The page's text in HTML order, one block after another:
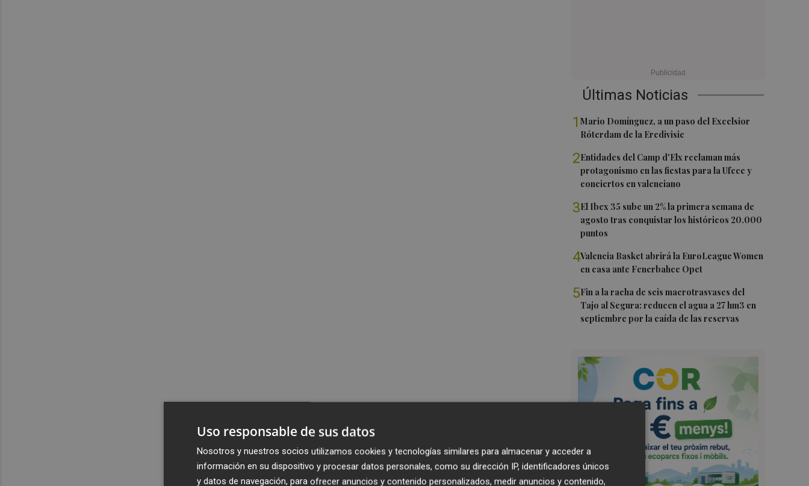
Últimas Noticias
1Mario Domínguez, a un paso del Excelsior
Róterdam de la Eredivisie
2Entidades del Camp d'Elx reclaman más
protagonismo en las fiestas para la Ufece y
conciertos en valenciano
3El Ibex 35 sube un 2% la primera semana de
agosto tras conquistar los históricos 20.000
puntos
4Valencia Basket abrirá la EuroLeague Women
en casa ante Fenerbahce Opet
5Fin a la racha de seis macrotrasvases del
Tajo al Segura: reducen el agua a 27 hm3 en
septiembre por la caída de las reservas
Uso responsable de sus datos
Nosotros y nuestros socios utilizamos cookies y tecnologías similares para almacenar y acceder a
información en su dispositivo y procesar datos personales, como su dirección IP, identificadores únicos
y datos de navegación, para ofrecer anuncios y contenido personalizados, medir anuncios y contenido,